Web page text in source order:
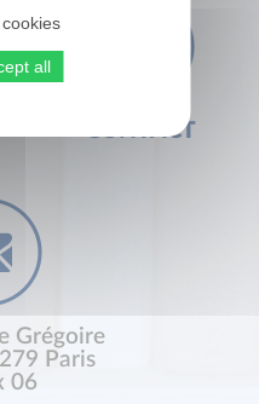
CONTACT
Grégoire
Paris
06
all